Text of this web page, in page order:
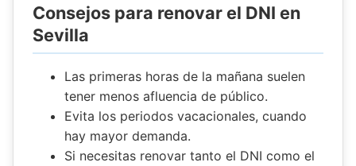
Consejos para renovar el DNI en
Sevilla
Las primeras horas de la mañana suelen
tener menos afluencia de público.
Evita los periodos vacacionales, cuando
hay mayor demanda.
Si necesitas renovar tanto el DNI como el